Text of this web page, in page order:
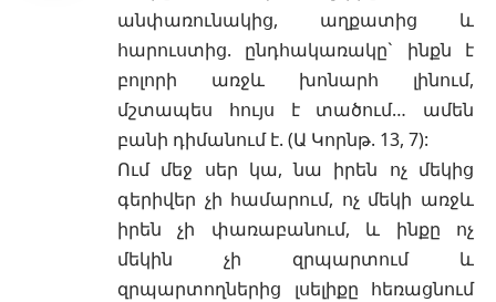
անփառունակից, աղքատից և
հարուստից. ընդհակառակը` ինքն է
բոլորի առջև խոնարհ լինում,
մշտապես հույս է տածում… ամեն
բանի դիմանում է. (Ա Կորնթ. 13, 7):
Ում մեջ սեր կա, նա իրեն ոչ մեկից
գերիվեր չի համարում, ոչ մեկի առջև
իրեն չի փառաբանում, և ինքը ոչ
մեկին չի զրպարտում և
զրպարտողներից լսելիքը հեռացնում